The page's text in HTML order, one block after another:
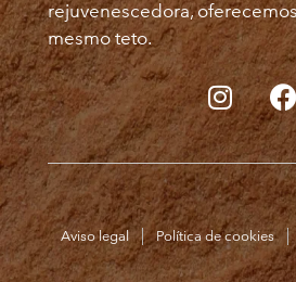
rejuvenescedora,
mesmo teto.
Aviso legal Política de cookies